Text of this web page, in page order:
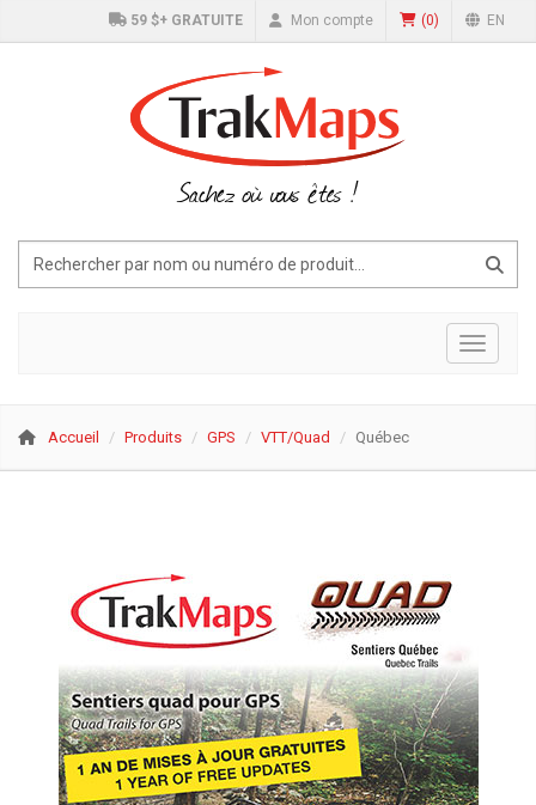
59 $+ GRATUITE Mon compte (0) EN
Sachez où vous êtes !
Accueil Produits GPS VTT/Quad Québec